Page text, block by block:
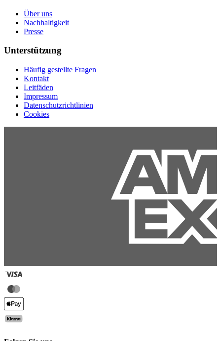
Über uns
Nachhaltigkeit
Presse
Unterstützung
Häufig gestellte Fragen
Kontakt
Leitfäden
Impressum
Datenschutzrichtlinien
Cookies